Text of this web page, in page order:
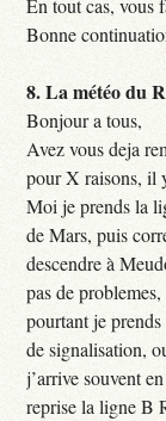
En tout cas, vous
Bonne
8.La météo du
Bonjour a tous,
Avez vous deja
pour X raisons, il
Moi je prends la
de Mars, puis
descendre à
pas de
pourtant je
de signalisation,
j’arrive souvent
reprise la ligne B